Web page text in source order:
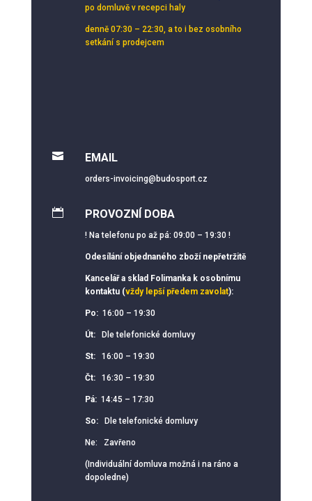
po domluvě v recepci haly
denně 07:30 – 22:30, a to i bez osobního
setkání s prodejcem
 EMAIL
orders-invoicing@budosport.cz
 PROVOZNÍ DOBA
! Na telefonu po až pá: 09:00 – 19:30 !
Odesílání objednaného zboží nepřetržitě
Kancelář a sklad Folimanka k osobnímu
kontaktu (vždy lepší předem zavolat):
Po: 16:00 – 19:30
Út:Dle telefonické domluvy
St: 16:00 – 19:30
Čt: 16:30 – 19:30
Pá:14:45 – 17:30
So: Dle telefonické domluvy
Ne: Zavřeno
(Individuální domluva možná i na ráno a
dopoledne)